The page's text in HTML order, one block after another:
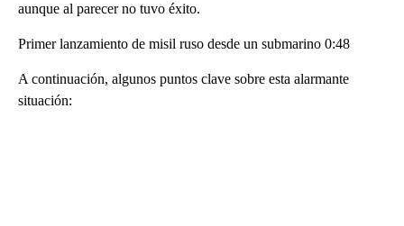
aunque al parecer no tuvo éxito.
Primer lanzamiento de misil ruso desde un submarino 0:48
A continuación, algunos puntos clave sobre esta alarmante
situación: